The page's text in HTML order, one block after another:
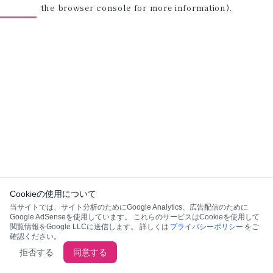
the browser console for more information).
Cookieの使用について
当サイトでは、サイト分析のためにGoogle Analytics、広告配信のために
Google AdSenseを使用しています。 これらのサービスはCookieを使用して
閲覧情報をGoogle LLCに送信します。 詳しくは プライバシーポリシー をご
確認ください。
拒否する 同意する